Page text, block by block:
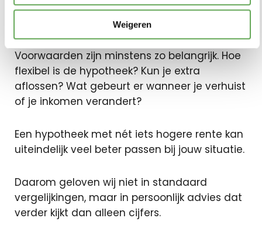
Weigeren
rente is slechts één onderdeel van een
Voorwaarden zijn minstens zo belangrijk. Hoe
flexibel is de hypotheek? Kun je extra
aflossen? Wat gebeurt er wanneer je verhuist
of je inkomen verandert?
Een hypotheek met nét iets hogere rente kan
uiteindelijk veel beter passen bij jouw situatie.
Daarom geloven wij niet in standaard
vergelijkingen, maar in persoonlijk advies dat
verder kijkt dan alleen cijfers.